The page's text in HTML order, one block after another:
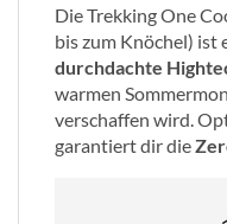
Die Trekking One
bis zum Knöchel) ist
durchdachte
warmen
verschaffen wird.
garantiert dir die